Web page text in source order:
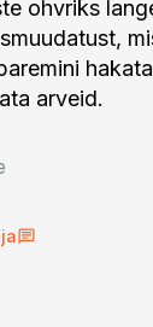
ohvriks
arveid.